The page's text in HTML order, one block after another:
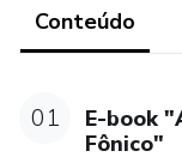
Conteúdo
01
E-book
Fônico"